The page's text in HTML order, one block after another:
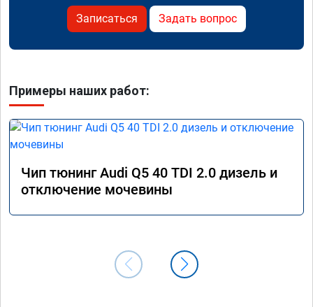
Записаться Задать вопрос
Примеры наших работ:
Чип тюнинг Audi Q5 40 TDI 2.0 дизель и
отключение мочевины